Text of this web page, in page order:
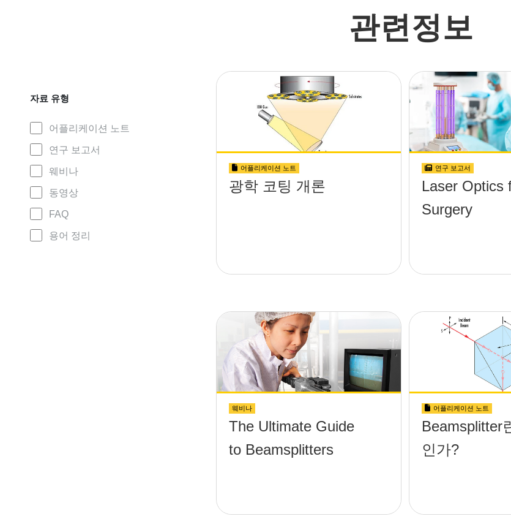
관련정보
자료 유형
어플리케이션 노트
연구 보고서
웨비나
동영상
FAQ
용어 정리
어플리케이션 노트
광학 코팅 개론
연구 보고서
Laser Optics
Surgery
웨비나
The Ultimate Guide
to Beamsplitters
어플리케이션 노트
Beamsplitter
인가?